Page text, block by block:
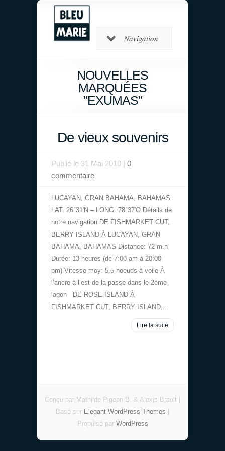
Navigation
NOUVELLES
MARQUÉES
"EXUMAS"
De vieux souvenirs
Publié le 31 Mai 2010 | 0
commentaire
LUCAYAN, GRAN BAHAMA, BAHAMAS
LAT. 26°31′N – LONG. 78°37′O Détails de
notre navigation DE FISHMARKET CUT,
BERRY ISLAND À LUCAYAN, GRAN
BAHAMA, BAHAMAS Distance: 72 m.n
Durée: 13 heures (de 7:00 am à 20:00
pm) Vitesse moy: 5,5 noeuds à voile À
l’ancre à l’est de la passe dans le 2ème
lagon DE ROSE ISLAND À
FISHMARKET CUT, BERRY ISLAND,...
Lire la suite
Conçu par Mathilde Pigeon B. & Alexis Brault |
Basé sur Elegant WordPress Themes
Propulsé par WordPress